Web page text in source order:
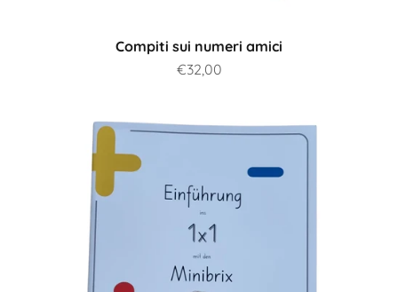
Compiti sui numeri amici
Prezzo scontato
€32,00